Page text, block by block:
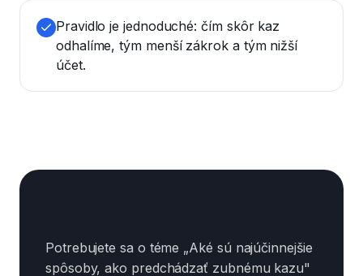
Pravidlo je jednoduché: čím skôr kaz
odhalíme, tým menší zákrok a tým nižší
účet.
Potrebujete sa o téme „Aké sú najúčinnejšie
spôsoby, ako predchádzať zubnému kazu"